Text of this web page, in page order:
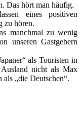
Das hört man häufig.
eines positiven
zu hören.
manchmal zu wenig
unseren Gastgebern
als Touristen in
nicht als Max
als „die Deutschen“.